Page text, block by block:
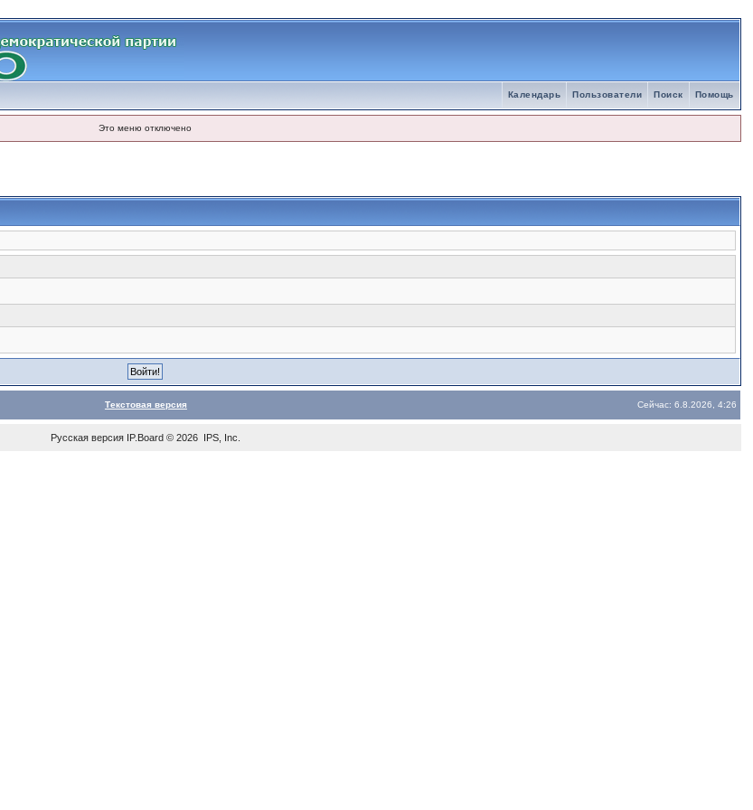
Помощь
Поиск
Пользователи
Календарь
Это меню отключено
Текстовая версия Сейчас: 6.8.2026, 4:26
Русская версия IP.Board© 2026 IPS, Inc